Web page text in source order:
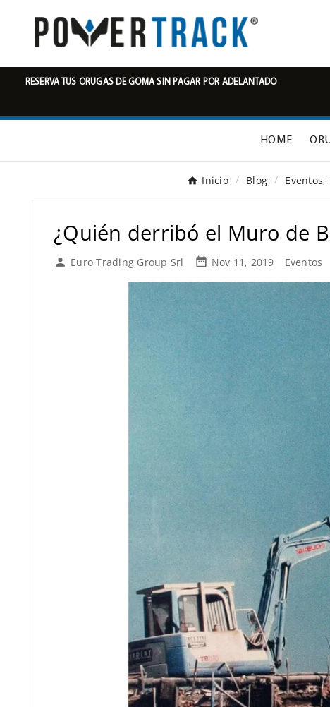
RESERVA TUS ORUGAS DE GOMA SIN PAGAR POR ADELANTADO
HOME
Inicio Blog
¿Quién derribó el Muro de
 Euro Trading Group Srl  Nov 11, 2019 Eventos